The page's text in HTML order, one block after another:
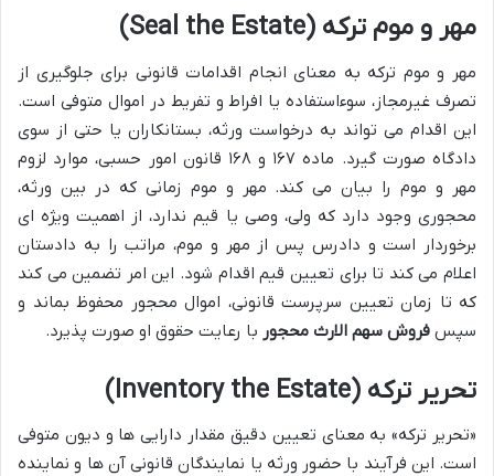
مهر و موم ترکه (Seal the Estate)
مهر و موم ترکه به معنای انجام اقدامات قانونی برای جلوگیری از
تصرف غیرمجاز، سوءاستفاده یا افراط و تفریط در اموال متوفی است.
این اقدام می تواند به درخواست ورثه، بستانکاران یا حتی از سوی
دادگاه صورت گیرد. ماده ۱۶۷ و ۱۶۸ قانون امور حسبی، موارد لزوم
مهر و موم را بیان می کند. مهر و موم زمانی که در بین ورثه،
محجوری وجود دارد که ولی، وصی یا قیم ندارد، از اهمیت ویژه ای
برخوردار است و دادرس پس از مهر و موم، مراتب را به دادستان
اعلام می کند تا برای تعیین قیم اقدام شود. این امر تضمین می کند
که تا زمان تعیین سرپرست قانونی، اموال محجور محفوظ بماند و
سپس فروش سهم الارث محجور با رعایت حقوق او صورت پذیرد.
تحریر ترکه (Inventory the Estate)
«تحریر ترکه» به معنای تعیین دقیق مقدار دارایی ها و دیون متوفی
است. این فرآیند با حضور ورثه یا نمایندگان قانونی آن ها و نماینده